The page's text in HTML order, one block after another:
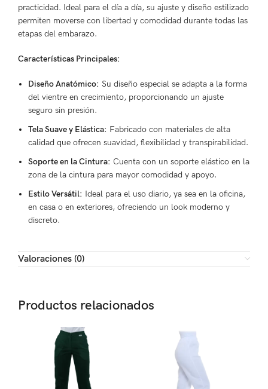
practicidad. Ideal para el día a día, su ajuste y diseño estilizado
permiten moverse con libertad y comodidad durante todas las
etapas del embarazo.
Características Principales:
Diseño Anatómico: Su diseño especial se adapta a la forma
del vientre en crecimiento, proporcionando un ajuste
seguro sin presión.
Tela Suave y Elástica: Fabricado con materiales de alta
calidad que ofrecen suavidad, flexibilidad y transpirabilidad.
Soporte en la Cintura: Cuenta con un soporte elástico en la
zona de la cintura para mayor comodidad y apoyo.
Estilo Versátil: Ideal para el uso diario, ya sea en la oficina,
en casa o en exteriores, ofreciendo un look moderno y
discreto.
Valoraciones (0)
Productos relacionados